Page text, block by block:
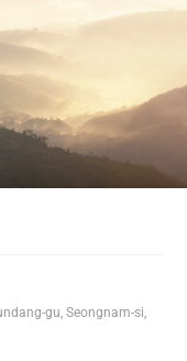
gu, Seongnam-si,